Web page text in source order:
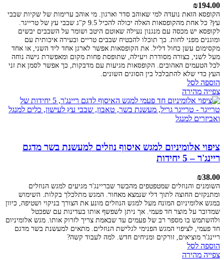
₪194.00
הקופסא הזאת נועדה למי שאוהב סדר וארגון. מי אוהב ערימות של שקיות שבבי
עץ? כל אחת מהקופסאות האלה יכולה להכיל 9.5 ק"ג שבבי עץ של טרייגר.
לקופסא יש מכסה עם מנגנון נעילה שאוטם היטב ושומר על השבבים יבשים
ומוגנים מפני לחות. כך תוכלו להבטיח שבבים טריים ובעירה איכותית עם
מקסימום עשן כחול דליל. את הקופסאות אפשר לארגן אחד ליד השני, או אחד
מעל לשני, בצורה מסודרת ויעילה, שתופסת פחות מקום ומאפשרת גישה נוחה
לכל הטעמים האהובים. הקופסאות מגיעות עם מדבקות, כך אפשר לסמן את זני
העץ כדי שלא להתבלבל בין הסוגים השונים.
הוספה לסל
צפייה מהירה
ציפוי אלומיניום למגש איסוף נוזלים למעשנת בשר מדגם
ריינג'ר – 5 יחידות
₪38.00
השומנים והנוזלים שמטפטפים מהבשר שבריינג'ר מגיעים למגש הנוזלים
ומתנקזים החוצה לתוך דלי שנמצא מאחור. המגש מתלכלך בקלות. השימוש
במגש אלומיניום המונח מעל למגש הנוזלים מונע את הצורך בניקוי ושטיפה, כיוון
שמדובר על מוצר חד פעמי. אך ניתן לשפשף אותו בעדינות עם שפכטל
ולהשתמש בו מספר רב של פעמים עד שבאמת צריך לזרוק אותו. מגש אלומיניום
חד פעמי, לציפוי המגש הפנימי לגלישת הנוזלים. מתאים למעשנת בשר מדגם
ריינג'ר מוציאים, זורקים ומניחים חדש. למה לעבוד קשה?
הוספה לסל
צפייה מהירה